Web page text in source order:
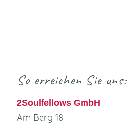
So erreichen Sie uns:
2Soulfellows GmbH
Am Berg 18